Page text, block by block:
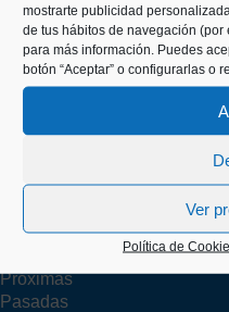
mostrarte publicidad
de tus hábitos de navegación (por
para más información. Puedes
botón “Aceptar” o configurarlas o
Ver
Política de
info@itsasmuseoa.eus
TU
Grupos
Profesorado
Próximas
Pasadas